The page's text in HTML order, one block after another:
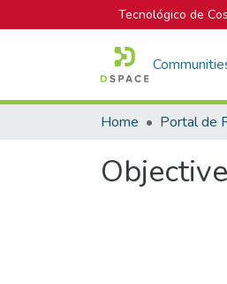
Tecnológico de
Home